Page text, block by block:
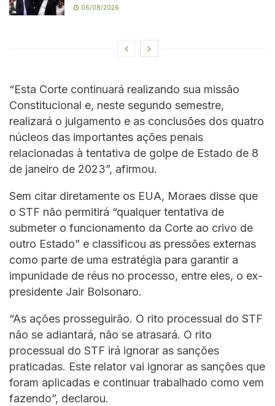
06/08/2026
“Esta Corte continuará realizando sua missão
Constitucional e, neste segundo semestre,
realizará o julgamento e as conclusões dos quatro
núcleos das importantes ações penais
relacionadas à tentativa de golpe de Estado de 8
de janeiro de 2023”, afirmou.
Sem citar diretamente os EUA, Moraes disse que
o STF não permitirá “qualquer tentativa de
submeter o funcionamento da Corte ao crivo de
outro Estado” e classificou as pressões externas
como parte de uma estratégia para garantir a
impunidade de réus no processo, entre eles, o ex-
presidente Jair Bolsonaro.
“As ações prosseguirão. O rito processual do STF
não se adiantará, não se atrasará. O rito
processual do STF irá ignorar as sanções
praticadas. Este relator vai ignorar as sanções que
foram aplicadas e continuar trabalhado como vem
fazendo”, declarou.